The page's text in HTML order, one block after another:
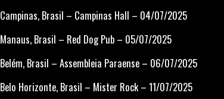
Campinas, Brasil – Campinas Hall – 04/07/2025
Manaus, Brasil – Red Dog Pub – 05/07/2025
Belém, Brasil – Assembleia Paraense – 06/07/2025
Belo Horizonte, Brasil – Mister Rock – 11/07/2025